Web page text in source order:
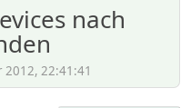
nach
2012, 22:41:41